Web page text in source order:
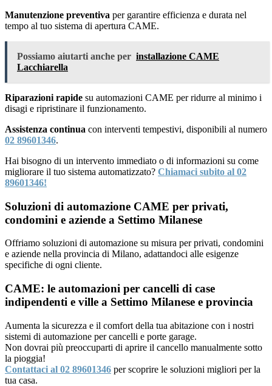
Manutenzione preventiva per garantire efficienza e durata nel
tempo al tuo sistema di apertura CAME.
Possiamo aiutarti anche per installazione CAME
Lacchiarella
Riparazioni rapide su automazioni CAME per ridurre al minimo i
disagi e ripristinare il funzionamento.
Assistenza continua con interventi tempestivi, disponibili al numero
02 89601346.
Hai bisogno di un intervento immediato o di informazioni su come
migliorare il tuo sistema automatizzato? Chiamaci subito al 02
89601346!
Soluzioni di automazione CAME per privati,
condomini e aziende a Settimo Milanese
Offriamo soluzioni di automazione su misura per privati, condomini
e aziende nella provincia di Milano, adattandoci alle esigenze
specifiche di ogni cliente.
CAME: le automazioni per cancelli di case
indipendenti e ville a Settimo Milanese e provincia
Aumenta la sicurezza e il comfort della tua abitazione con i nostri
sistemi di automazione per cancelli e porte garage.
Non dovrai più preoccuparti di aprire il cancello manualmente sotto
la pioggia!
Contattaci al 02 89601346 per scoprire le soluzioni migliori per la
tua casa.